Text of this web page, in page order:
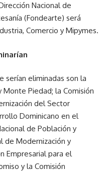
Nacional de
(Fondearte) será
Comercio y Mipymes.
serían eliminadas son la
Piedad; la Comisión
del Sector
Dominicano en el
de Población y
de Modernización y
Empresarial para el
y la Comisión